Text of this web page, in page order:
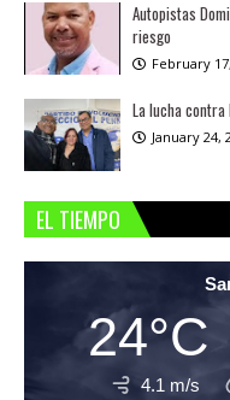
Autopistas
riesgo
February
La lucha
January 24,
EL TIEMPO
24°C
4.1 m/s